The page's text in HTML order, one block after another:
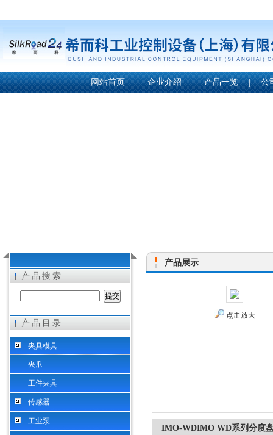
希而科工业控制设备（上海）有限公司
网站首页 | 企业介绍 | 产品一览 | 公
产品搜索
产品目录
夹具模具
夹爪
工件夹具
传感器
工业泵
产品展示
点击放大
IMO-WDIMO WD系列分度